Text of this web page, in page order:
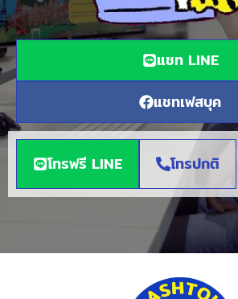
แชท LINE
แชทเฟสบุค
โทรฟรี LINE โทรปกติ